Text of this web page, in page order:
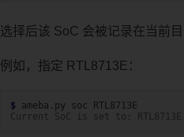
选择后该 SoC 会被记录在当前
例如，指定 RTL8713E：
$ ameba.py soc
Current SoC is set to: